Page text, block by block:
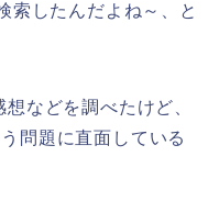
索したんだよね～、と
などを調べたけど、
問題に直面している